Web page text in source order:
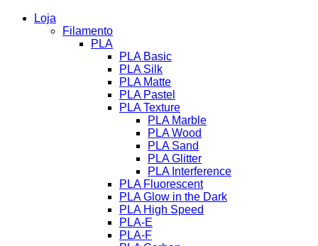
Loja
Filamento
PLA
PLA Basic
PLA Silk
PLA Matte
PLA Pastel
PLA Texture
PLA Marble
PLA Wood
PLA Sand
PLA Glitter
PLA Interference
PLA Fluorescent
PLA Glow in the Dark
PLA High Speed
PLA-E
PLA-F